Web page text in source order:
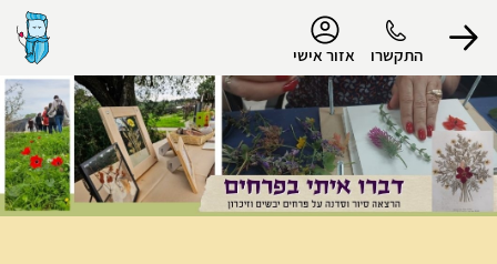
התקשרו אזור אישי
הפרופיל שלי